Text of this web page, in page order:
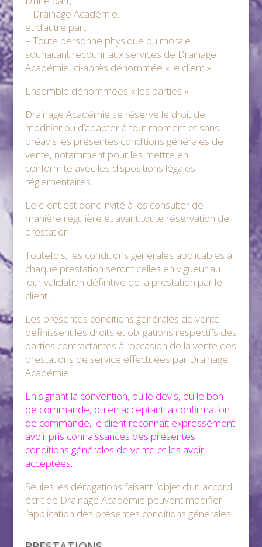
– Drainage Académie.
et d’autre part,
– Toute personne physique ou morale
souhaitant recourir aux services de Drainage
Académie, ci-après dénommée « le client »
Ensemble dénommées « les parties »
Drainage Académie se réserve le droit de
modifier ou d’adapter à tout moment et sans
préavis les présentes conditions générales de
vente, notamment pour les mettre en
conformité avec les dispositions légales
réglementaires.
Le client est donc invité à les consulter de
manière régulière et avant toute réservation de
prestation.
Toutefois, les conditions générales applicables à
chaque prestation seront celles en vigueur au
jour validation définitive de la prestation par le
client.
Les présentes conditions générales de vente
définissent les droits et obligations respectifs des
parties contractantes à l’occasion de la vente des
prestations de service effectuées par Drainage
Académie.
En signant la convention, ou le devis, ou le bon
de commande, ou en acceptant la confirmation
de commande, le client reconnaît expressément
avoir pris connaissances des présentes
conditions générales de vente et les avoir
acceptées.
Seules les dérogations faisant l’objet d’un accord
écrit de Drainage Académie peuvent modifier
l’application des présentes conditions générales.